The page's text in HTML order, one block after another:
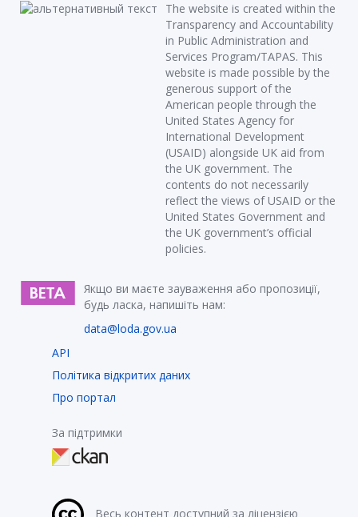
The website is created within the
Transparency and Accountability
in Public Administration and
Services Program/TAPAS. This
website is made possible by the
generous support of the
American people through the
United States Agency for
International Development
(USAID) alongside UK aid from
the UK government. The
contents do not necessarily
reflect the views of USAID or the
United States Government and
the UK government’s official
policies.
Якщо ви маєте зауваження або пропозиції,
будь ласка, напишіть нам:
data@loda.gov.ua
API
Політика відкритих даних
Про портал
За підтримки
Весь контент доступний за ліцензією